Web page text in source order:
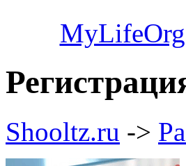
Shooltz.ru ->